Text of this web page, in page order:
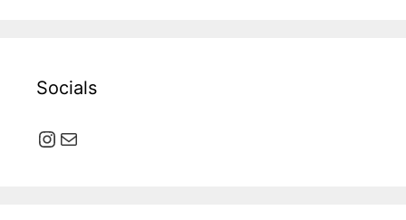
Socials
Instagram
E-Mail